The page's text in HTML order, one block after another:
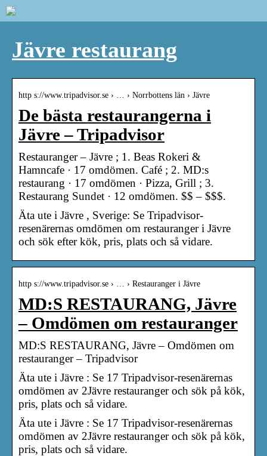
Jävre restaurang
http s://www.tripadvisor.se › … › Norrbottens län › Jävre
De bästa restaurangerna i
Jävre – Tripadvisor
Restauranger – Jävre ; 1. Beas Rokeri &
Hamncafe · 17 omdömen. Café ; 2. MD:s
restaurang · 17 omdömen · Pizza, Grill ; 3.
Restaurang Sundet · 12 omdömen. $$ – $$$.
Äta ute i Jävre , Sverige: Se Tripadvisor-
resenärernas omdömen om restauranger i Jävre
och sök efter kök, pris, plats och så vidare.
http s://www.tripadvisor.se › … › Restauranger i Jävre
MD:S RESTAURANG, Jävre
– Omdömen om restauranger
MD:S RESTAURANG, Jävre – Omdömen om
restauranger – Tripadvisor
Äta ute i Jävre : Se 17 Tripadvisor-resenärernas
omdömen av 2Jävre restauranger och sök på kök,
pris, plats och så vidare.
Äta ute i Jävre : Se 17 Tripadvisor-resenärernas
omdömen av 2Jävre restauranger och sök på kök,
pris, plats och så vidare.